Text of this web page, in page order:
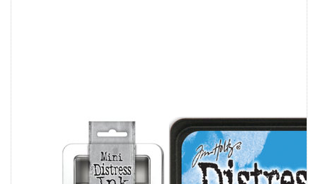
Tim Holtz Mini
Distress Ink Storage
Tim Holtz Distress
Mini Ink Pad-Salty
Ocean